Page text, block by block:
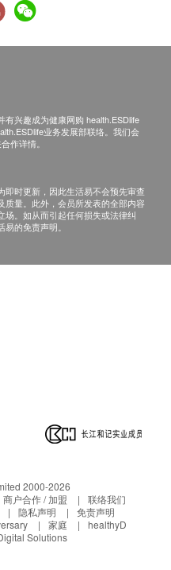
商需额外收费(如送货地
每50公尺收$50)
步行楼梯搬运上楼,首3
将收取搬运费为每层
当壹层计算。)
作天内安排发货。
生效时，送货服务时间
未能提供任何订
ESDlife有权拒绝接
，有责任检查货品是否
，恕不接受退换。
退换之产品有任何残缺
受理。
兴趣成为健康网购 health.ESDlife
业务发展部联络。我们会
作详情。
时更新，因此生活易不会预先审查
量。此外，会员所发表的全部内容
场。如从而引起任何损失或法律纠
的免责声明。
2000-2026
商户合作 / 加盟
联络我们
隐私声明
免责声明
家庭
healthyD
Solutions